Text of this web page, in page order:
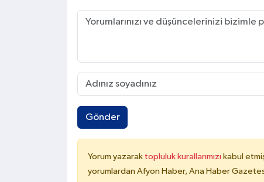
Gönder
Yorum yazarak topluluk kurallarımızı kabul
yorumlardan Afyon Haber, Ana Haber